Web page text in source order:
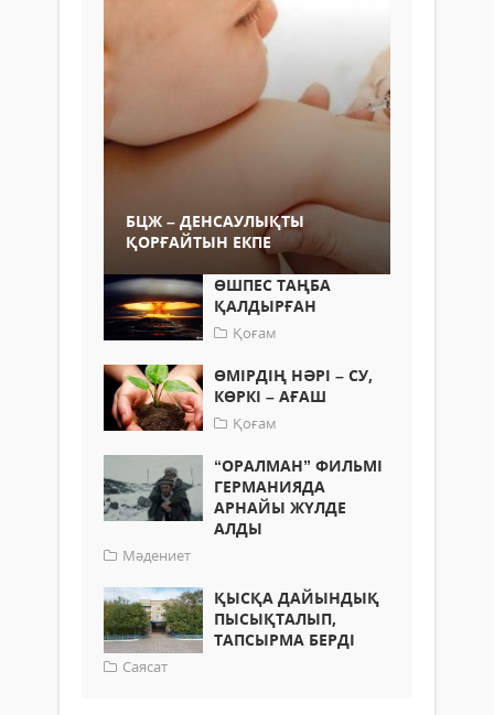
БЦЖ – ДЕНСАУЛЫҚТЫ
ҚОРҒАЙТЫН ЕКПЕ
ӨШПЕС ТАҢБА
ҚАЛДЫРҒАН
Қоғам
ӨМІРДІҢ НӘРІ – СУ,
КӨРКІ – АҒАШ
Қоғам
“ОРАЛМАН” ФИЛЬМІ
ГЕРМАНИЯДА
АРНАЙЫ ЖҮЛДЕ
АЛДЫ
Мәдениет
ҚЫСҚА ДАЙЫНДЫҚ
ПЫСЫҚТАЛЫП,
ТАПСЫРМА БЕРДІ
Саясат